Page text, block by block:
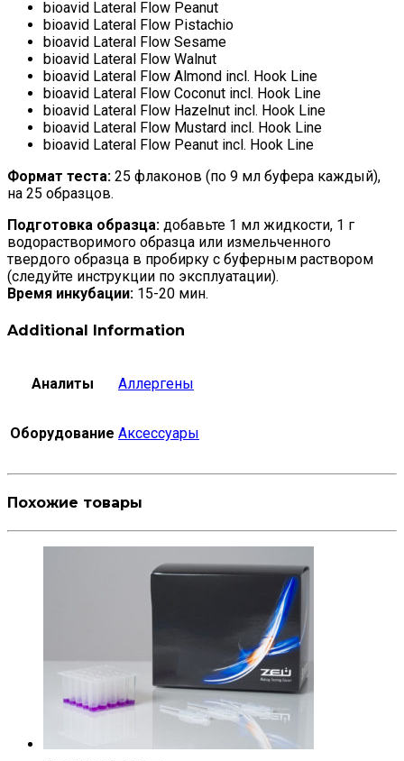
bioavid Lateral Flow Peanut
bioavid Lateral Flow Pistachio
bioavid Lateral Flow Sesame
bioavid Lateral Flow Walnut
bioavid Lateral Flow Almond incl. Hook Line
bioavid Lateral Flow Coconut incl. Hook Line
bioavid Lateral Flow Hazelnut incl. Hook Line
bioavid Lateral Flow Mustard incl. Hook Line
bioavid Lateral Flow Peanut incl. Hook Line
Формат теста: 25 флаконов (по 9 мл буфера каждый),
на 25 образцов.
Подготовка образца: добавьте 1 мл жидкости, 1 г
водорастворимого образца или измельченного
твердого образца в пробирку с буферным раствором
(следуйте инструкции по эксплуатации).
Время инкубации: 15-20 мин.
Additional Information
Аналиты Аллергены
Оборудование Аксессуары
Похожие товары